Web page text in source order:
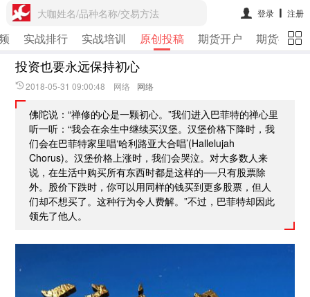
大咖姓名/品种名称/交易方法 登录 注册
实战排行 实战培训 原创投稿 期货开户 期货行情
投资也要永远保持初心
2018-05-31 09:00:48 网络 网络
佛陀说：“禅修的心是一颗初心。”我们进入巴菲特的禅心里
听一听：“我会在余生中继续买汉堡。汉堡价格下降时，我
们会在巴菲特家里唱‘哈利路亚大合唱’(Hallelujah
Chorus)。汉堡价格上涨时，我们会哭泣。对大多数人来
说，在生活中购买所有东西时都是这样的──只有股票除
外。股价下跌时，你可以用同样的钱买到更多股票，但人
们却不想买了。这种行为令人费解。”不过，巴菲特却因此
领先了他人。